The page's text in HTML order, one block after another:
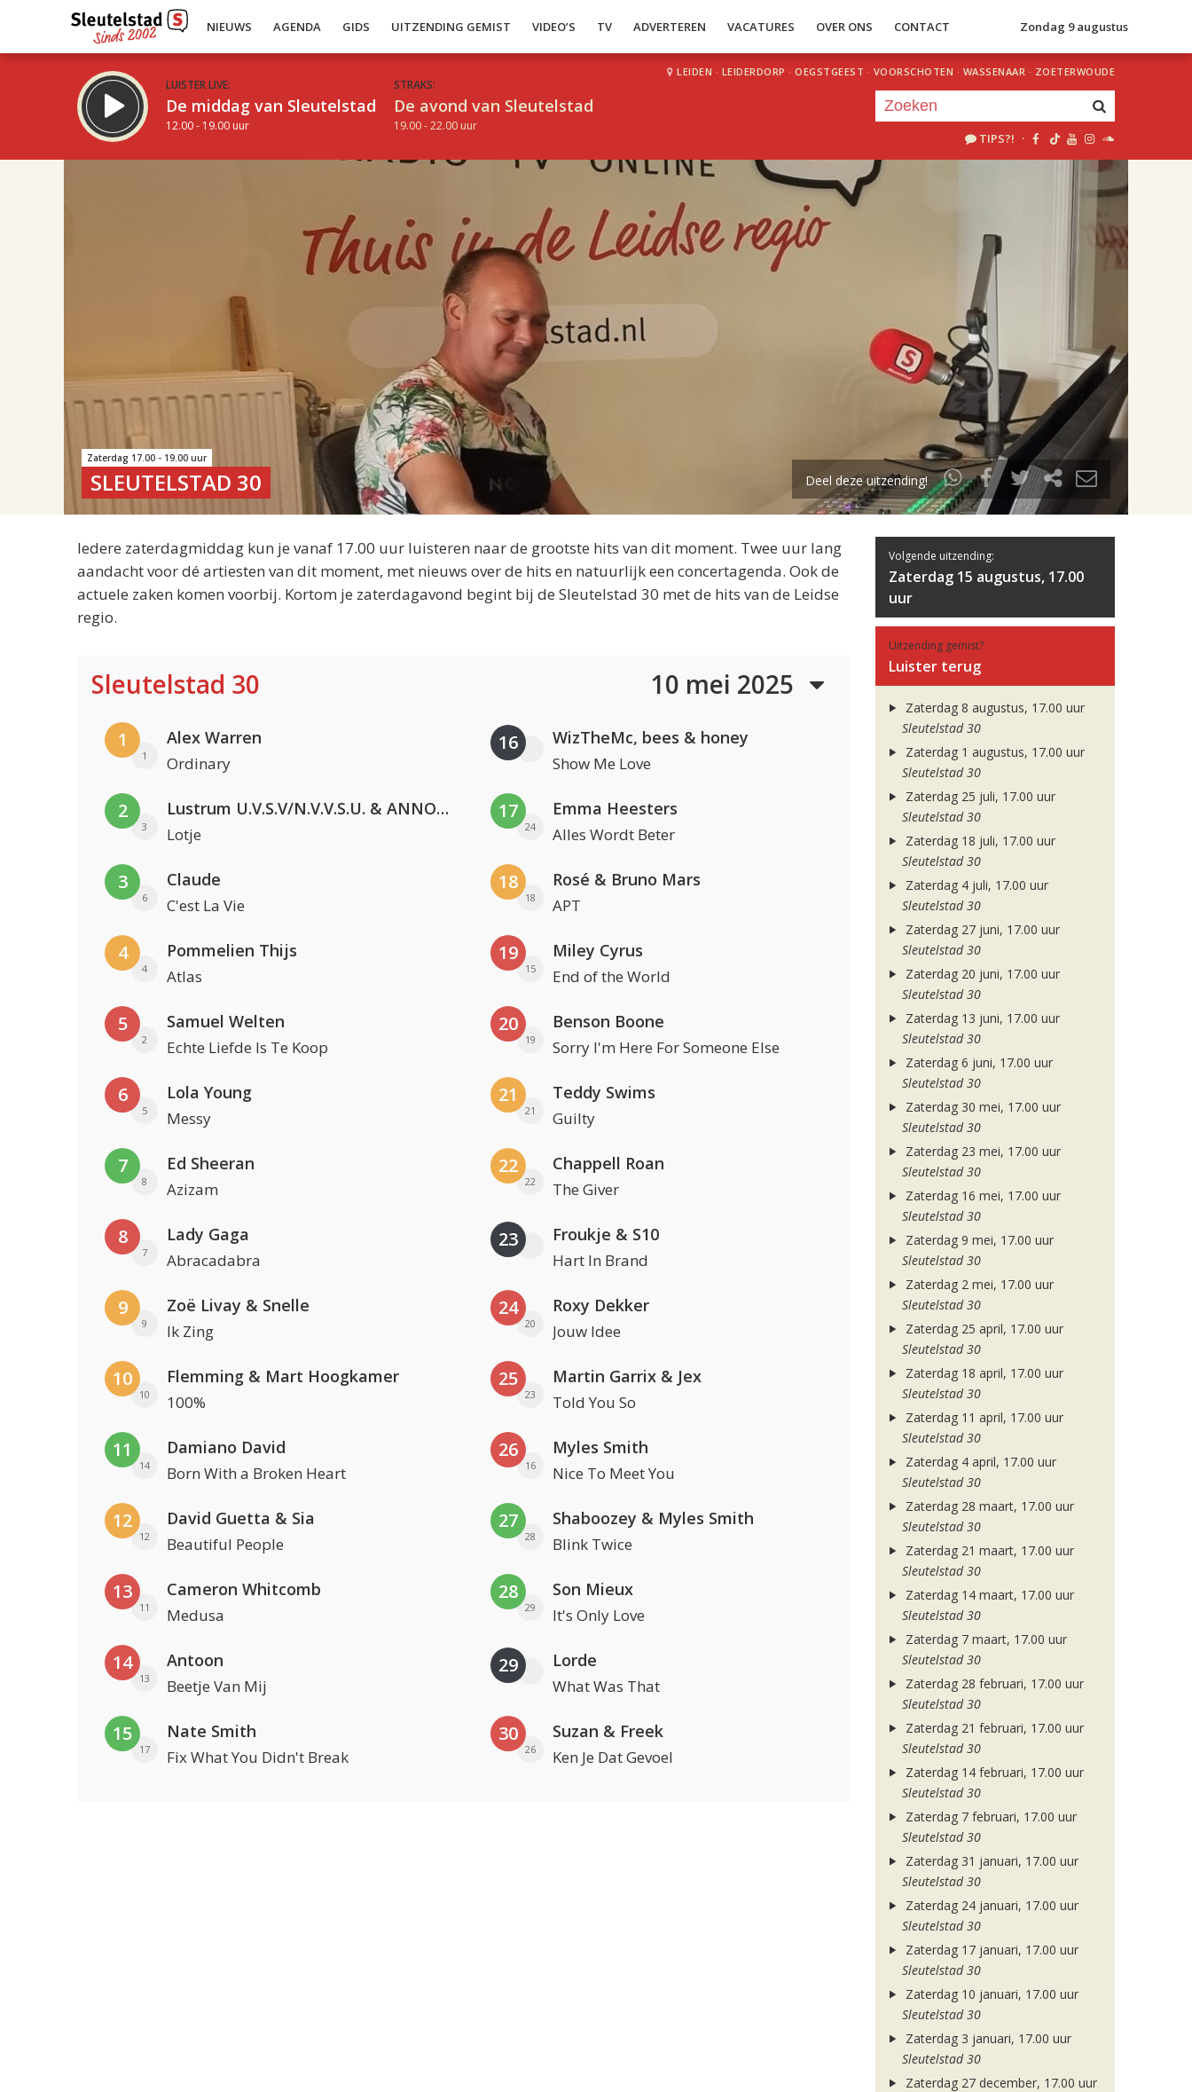
NIEUWS AGENDA GIDS UITZENDING GEMIST VIDEO’S TV ADVERTEREN VACATURES OVER ONS CONTACT Zondag 9 augustus
LUISTER LIVE:
De middag van Sleutelstad
12.00 - 19.00 uur
STRAKS:
De avond van Sleutelstad
19.00 - 22.00 uur
LEIDEN · LEIDERDORP · OEGSTGEEST · VOORSCHOTEN · WASSENAAR · ZOETERWOUDE
TIPS?! ·
uur 1 van 2
Volgend uur
Zaterdag 17.00 - 19.00 uur
SLEUTELSTAD 30 Deel deze uitzending!
Iedere zaterdagmiddag kun je vanaf 17.00 uur luisteren naar de grootste hits van dit moment. Twee uur lang
aandacht voor dé artiesten van dit moment, met nieuws over de hits en natuurlijk een concertagenda. Ook de
actuele zaken komen voorbij. Kortom je zaterdagavond begint bij de Sleutelstad 30 met de hits van de Leidse
regio.
Sleutelstad 30 10 mei 2025
1
1
Alex Warren
Ordinary
2
3
Lustrum U.V.S.V/N.V.V.S.U. & ANNO ONS & Jopke van Dobbenburgh & Roeland Beelen
Lotje
3
6
Claude
C'est La Vie
4
4
Pommelien Thijs
Atlas
5
2
Samuel Welten
Echte Liefde Is Te Koop
6
5
Lola Young
Messy
7
8
Ed Sheeran
Azizam
8
7
Lady Gaga
Abracadabra
9
9
Zoë Livay & Snelle
Ik Zing
10
10
Flemming & Mart Hoogkamer
100%
11
14
Damiano David
Born With a Broken Heart
12
12
David Guetta & Sia
Beautiful People
13
11
Cameron Whitcomb
Medusa
14
13
Antoon
Beetje Van Mij
15
17
Nate Smith
Fix What You Didn't Break
16 WizTheMc, bees & honey
Show Me Love
17
24
Emma Heesters
Alles Wordt Beter
18
18
Rosé & Bruno Mars
APT
19
15
Miley Cyrus
End of the World
20
19
Benson Boone
Sorry I'm Here For Someone Else
21
21
Teddy Swims
Guilty
22
22
Chappell Roan
The Giver
23 Froukje & S10
Hart In Brand
24
20
Roxy Dekker
Jouw Idee
25
23
Martin Garrix & Jex
Told You So
26
16
Myles Smith
Nice To Meet You
27
28
Shaboozey & Myles Smith
Blink Twice
28
29
Son Mieux
It's Only Love
29 Lorde
What Was That
30
26
Suzan & Freek
Ken Je Dat Gevoel
Volgende uitzending:
Zaterdag 15 augustus, 17.00
uur
Uitzending gemist?
Luister terug
Zaterdag 8 augustus, 17.00 uur
Sleutelstad 30
Zaterdag 1 augustus, 17.00 uur
Sleutelstad 30
Zaterdag 25 juli, 17.00 uur
Sleutelstad 30
Zaterdag 18 juli, 17.00 uur
Sleutelstad 30
Zaterdag 4 juli, 17.00 uur
Sleutelstad 30
Zaterdag 27 juni, 17.00 uur
Sleutelstad 30
Zaterdag 20 juni, 17.00 uur
Sleutelstad 30
Zaterdag 13 juni, 17.00 uur
Sleutelstad 30
Zaterdag 6 juni, 17.00 uur
Sleutelstad 30
Zaterdag 30 mei, 17.00 uur
Sleutelstad 30
Zaterdag 23 mei, 17.00 uur
Sleutelstad 30
Zaterdag 16 mei, 17.00 uur
Sleutelstad 30
Zaterdag 9 mei, 17.00 uur
Sleutelstad 30
Zaterdag 2 mei, 17.00 uur
Sleutelstad 30
Zaterdag 25 april, 17.00 uur
Sleutelstad 30
Zaterdag 18 april, 17.00 uur
Sleutelstad 30
Zaterdag 11 april, 17.00 uur
Sleutelstad 30
Zaterdag 4 april, 17.00 uur
Sleutelstad 30
Zaterdag 28 maart, 17.00 uur
Sleutelstad 30
Zaterdag 21 maart, 17.00 uur
Sleutelstad 30
Zaterdag 14 maart, 17.00 uur
Sleutelstad 30
Zaterdag 7 maart, 17.00 uur
Sleutelstad 30
Zaterdag 28 februari, 17.00 uur
Sleutelstad 30
Zaterdag 21 februari, 17.00 uur
Sleutelstad 30
Zaterdag 14 februari, 17.00 uur
Sleutelstad 30
Zaterdag 7 februari, 17.00 uur
Sleutelstad 30
Zaterdag 31 januari, 17.00 uur
Sleutelstad 30
Zaterdag 24 januari, 17.00 uur
Sleutelstad 30
Zaterdag 17 januari, 17.00 uur
Sleutelstad 30
Zaterdag 10 januari, 17.00 uur
Sleutelstad 30
Zaterdag 3 januari, 17.00 uur
Sleutelstad 30
Zaterdag 27 december, 17.00 uur